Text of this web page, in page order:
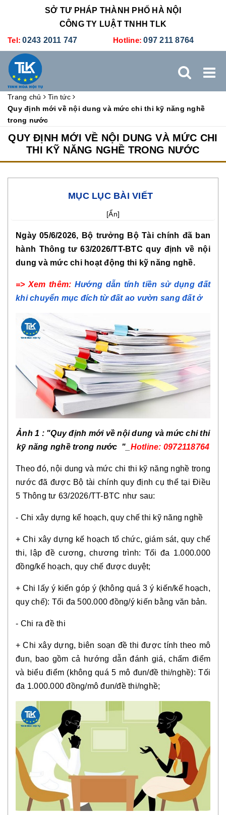
SỞ TƯ PHÁP THÀNH PHỐ HÀ NỘI
CÔNG TY LUẬT TNHH TLK
Tel: 0243 2011 747 Hotline: 097 211 8764
DỊCH VỤ KẾ TOÁN - THUẾ XÚC TIẾN THƯƠNG MẠI
Trang chủ
Tin tức
Quy định mới về nội dung và mức chi thi kỹ năng nghề
trong nước
QUY ĐỊNH MỚI VỀ NỘI DUNG VÀ MỨC CHI
THI KỸ NĂNG NGHỀ TRONG NƯỚC
MỤC LỤC BÀI VIẾT
[Ẩn]
Ngày 05/6/2026, Bộ trưởng Bộ Tài chính đã ban
hành Thông tư 63/2026/TT-BTC quy định về nội
dung và mức chi hoạt động thi kỹ năng nghề.
=> Xem thêm: Hướng dẫn tính tiền sử dụng đất
khi chuyển mục đích từ đất ao vườn sang đất ở
Ảnh 1 : "Quy định mới về nội dung và mức chi thi
kỹ năng nghề trong nước "_ Hotline: 0972118764
Theo đó, nội dung và mức chi thi kỹ năng nghề trong
nước đã được Bộ tài chính quy định cụ thể tại Điều
5 Thông tư 63/2026/TT-BTC như sau:
- Chi xây dựng kế hoạch, quy chế thi kỹ năng nghề
+ Chi xây dựng kế hoạch tổ chức, giám sát, quy chế
thi, lập đề cương, chương trình: Tối đa 1.000.000
đồng/kế hoạch, quy chế được duyệt;
+ Chi lấy ý kiến góp ý (không quá 3 ý kiến/kế hoạch,
quy chế): Tối đa 500.000 đồng/ý kiến bằng văn bản.
- Chi ra đề thi
+ Chi xây dựng, biên soạn đề thi được tính theo mô
đun, bao gồm cả hướng dẫn đánh giá, chấm điểm
và biểu điểm (không quá 5 mô đun/đề thi/nghề): Tối
đa 1.000.000 đồng/mô đun/đề thi/nghề;